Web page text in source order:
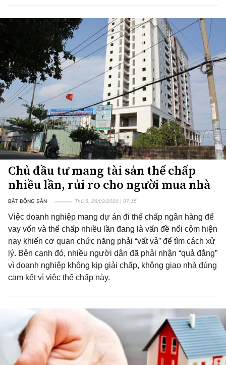
Chủ đầu tư mang tài sản thế chấp
nhiều lần, rủi ro cho người mua nhà
BẤT ĐỘNG SẢN Thứ 5, 26/03/2020 | 07:15
Việc doanh nghiệp mang dự án đi thế chấp ngân hàng để
vay vốn và thế chấp nhiều lần đang là vấn đề nổi cộm hiện
nay khiến cơ quan chức năng phải “vất vả” để tìm cách xử
lý. Bên cạnh đó, nhiều người dân đã phải nhận “quả đắng”
vì doanh nghiệp không kịp giải chấp, không giao nhà đúng
cam kết vì việc thế chấp này.